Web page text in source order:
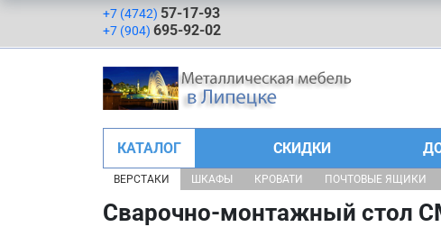
+7 (4742) 57-17-93
+7 (904) 695-92-02
КАТАЛОГ СКИДКИ
ВЕРСТАКИ ШКАФЫ КРОВАТИ ПОЧТОВЫЕ ЯЩИКИ
Сварочно-монтажный стол